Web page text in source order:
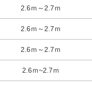
2.6ｍ～2.7ｍ
2.6ｍ～2.7ｍ
2.6ｍ～2.7ｍ
2.6ｍ~2.7ｍ